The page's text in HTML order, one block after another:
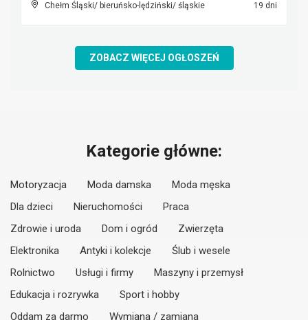
Chełm Śląski/ bieruńsko-lędziński/ śląskie 19 dni
ZOBACZ WIĘCEJ OGŁOSZEŃ
Kategorie główne:
Motoryzacja Moda damska
Moda męska
Dla dzieci
Nieruchomości
Praca
Zdrowie i uroda
Dom i ogród
Zwierzęta
Elektronika
Antyki i kolekcje
Ślub i wesele
Rolnictwo
Usługi i firmy
Maszyny i przemysł
Edukacja i rozrywka
Sport i hobby
Oddam za darmo
Wymiana / zamiana